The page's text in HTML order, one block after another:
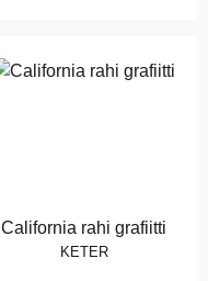
California rahi grafiitti
KETER